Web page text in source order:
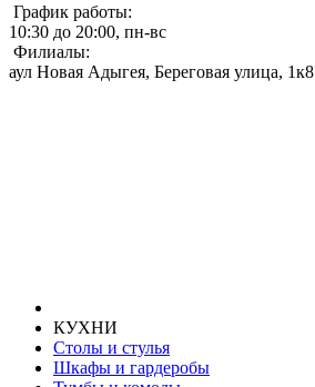
График работы:
10:30 до 20:00, пн-вс
Филиалы:
аул Новая Адыгея, Береговая улица, 1к8
КУХНИ
Столы и стулья
Шкафы и гардеробы